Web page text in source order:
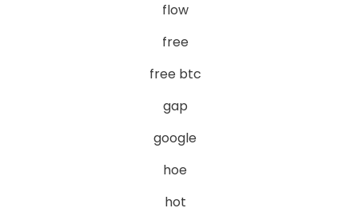
flow
free
free btc
gap
google
hoe
hot